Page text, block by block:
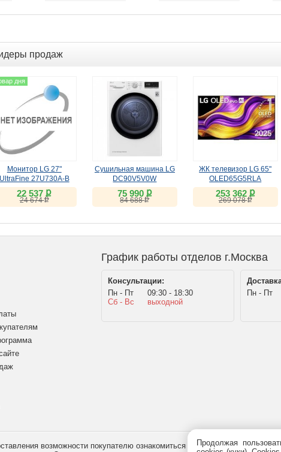
продаж
дня
Монитор LG 27"
UltraFine 27U730A-B
черный IPS
22 537ք
24 674ք
Сушильная машина LG
DC90V5V0W
75 990 ք
84 688ք
ЖК телевизор LG 65"
OLED65G5RLA
253 362 ք
269 078ք
График работы отделов г.Москва
Консультации:
Пн - Пт
09:30 - 18:30
Сб - Вс
выходной
Пн - Пт
возможности покупателю ознакомиться с товаром перед его
Продолжая